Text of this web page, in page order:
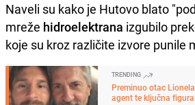
Naveli su kako je Hutovo blato
mreže hidroelektrana izgubilo
koje su kroz različite izvore punile
TRENDING
Preminuo otac
agent te ključna